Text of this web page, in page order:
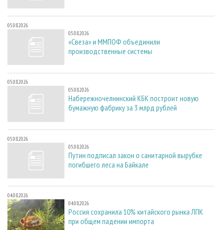
05.08.2026
05.08.2026
«Свеза» и ММПОФ объединили
производственные системы
05.08.2026
05.08.2026
Набережночелнинский КБК построит новую
бумажную фабрику за 3 млрд рублей
05.08.2026
05.08.2026
Путин подписал закон о санитарной вырубке
погибшего леса на Байкале
04.08.2026
04.08.2026
Россия сохранила 10% китайского рынка ЛПК
при общем падении импорта